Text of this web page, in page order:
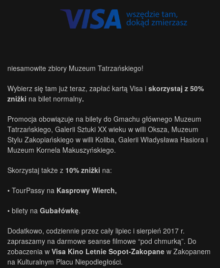
niesamowite zbiory Muzeum Tatrzańskiego!
Wybierz się tam już teraz, zapłać kartą Visa i skorzystaj z 50%
zniżki na bilet normalny.
Promocja obowiązuje na bilety do Gmachu głównego Muzeum
Tatrzańskiego, Galerii Sztuki XX wieku w willi Oksza, Muzeum
Stylu Zakopiańskiego w willi Koliba, Galerii Władysława Hasiora i
Muzeum Kornela Makuszyńskiego.
Skorzystaj także z 10% zniżki na:
• TourPassy na Kasprowy Wierch,
• bilety na Gubałówkę.
Dodatkowo, codziennie przez cały lipiec i sierpień 2017 r.
zapraszamy na darmowe seanse filmowe “pod chmurką”. Do
zobaczenia w Visa Kino Letnie Sopot-Zakopane w Zakopanem
na Kulturalnym Placu Niepodległości.